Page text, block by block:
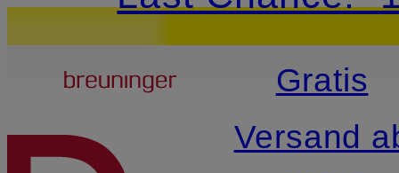
ZUM HAUPTINHALT
15€-
Breuninger
Gratis
Versand